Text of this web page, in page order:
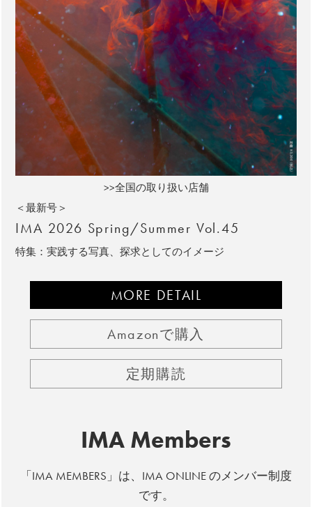
>>全国の取り扱い店舗
＜最新号＞
IMA 2026 Spring/Summer Vol.45
特集：実践する写真、探求としてのイメージ
MORE DETAIL
Amazonで購入
定期購読
IMA Members
「IMA MEMBERS」は、IMA ONLINE のメンバー制度
です。